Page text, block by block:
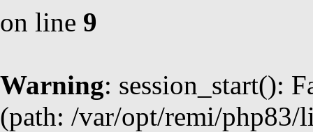
on line 9
Warning: session_start():
(path: /var/opt/remi/php83/